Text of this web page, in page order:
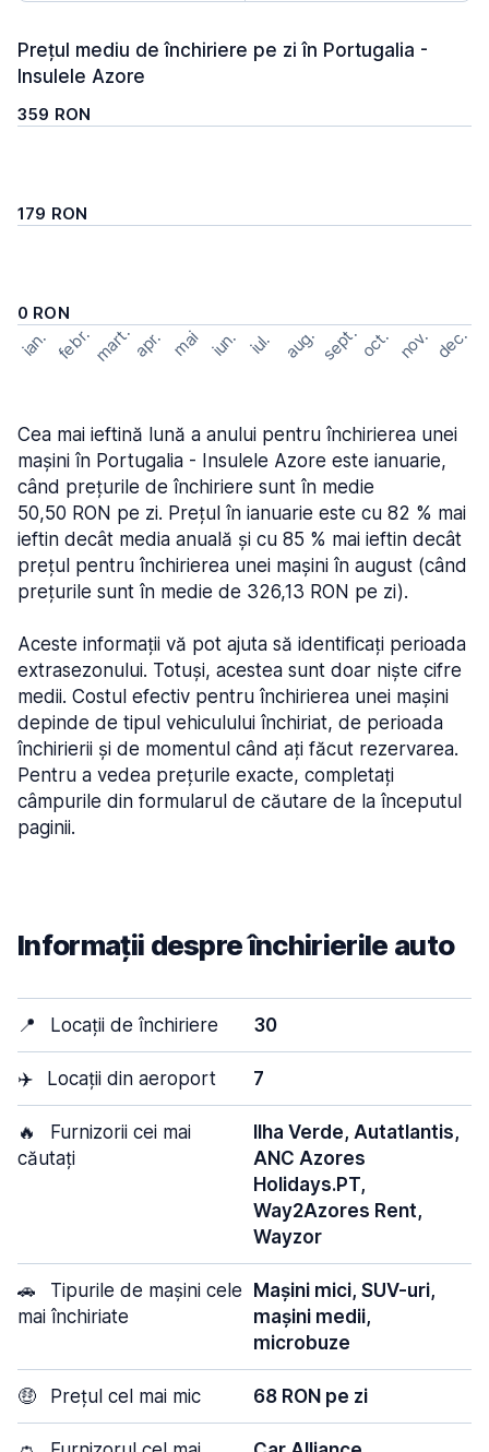
Prețul mediu de închiriere pe zi în Portugalia -
Insulele Azore
359 RON
179 RON
0 RON
ian. febr.mart. apr. mai iun. iul. aug. sept. oct. nov. dec.
Cea mai ieftină lună a anului pentru închirierea unei
mașini în Portugalia - Insulele Azore este ianuarie,
când prețurile de închiriere sunt în medie
50,50 RON pe zi. Prețul în ianuarie este cu 82 % mai
ieftin decât media anuală și cu 85 % mai ieftin decât
prețul pentru închirierea unei mașini în august (când
prețurile sunt în medie de 326,13 RON pe zi).
Aceste informații vă pot ajuta să identificați perioada
extrasezonului. Totuși, acestea sunt doar niște cifre
medii. Costul efectiv pentru închirierea unei mașini
depinde de tipul vehiculului închiriat, de perioada
închirierii și de momentul când ați făcut rezervarea.
Pentru a vedea prețurile exacte, completați
câmpurile din formularul de căutare de la începutul
paginii.
Informații despre închirierile auto
📍 Locații de închiriere 30
✈️ Locații din aeroport 7
🔥
Furnizorii cei mai
căutați
Ilha Verde, Autatlantis,
ANC Azores
Holidays.PT,
Way2Azores Rent,
Wayzor
🚗
Tipurile de mașini cele
mai închiriate
Mașini mici, SUV-uri,
mașini medii,
microbuze
🤑 Prețul cel mai mic 68 RON pe zi